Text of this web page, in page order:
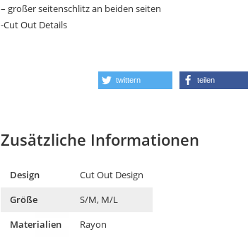
– großer seitenschlitz an beiden seiten
-Cut Out Details
twittern teilen
Zusätzliche Informationen
Design
Cut Out Design
Größe
S/M, M/L
Materialien
Rayon